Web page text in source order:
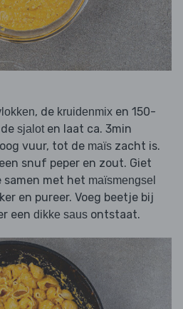
, de kruidenmix en 150-
sjalot en laat ca. 3min
vuur, tot de maïs zacht is.
snuf peper en zout. Giet
samen met het maïsmengsel
en pureer. Voeg beetje bij
een dikke saus ontstaat.